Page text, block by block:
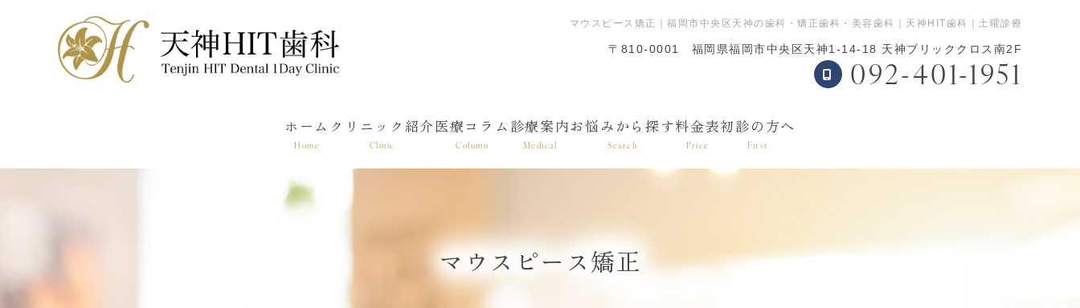
マウスピース矯正｜福岡市中央区天神の歯科・矯正歯科・美容歯科｜天神HIT歯科｜土曜診療
〒810-0001 福岡県福岡市中央区天神1-14-18 天神ブリッククロス南2F
092-401-1951
ホーム
Home
クリニック紹介
Clinic
医療コラム
Column
診療案内
Medical
お悩みから探す
Search
料金表
Price
初診の方へ
First
マウスピース矯正